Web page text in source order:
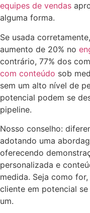
equipes de vendas
alguma forma.
Se usada
aumento de 20% no
contrário, 77% dos
com conteúdo sob
sem um alto nível de
potencial podem se
pipeline.
Nosso conselho:
adotando uma
oferecendo
personalizada e
medida. Seja como
cliente em potencial
um.